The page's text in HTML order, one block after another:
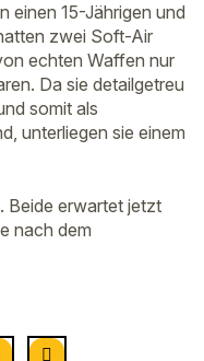
einen 15-Jährigen und
zwei Soft-Air
echten Waffen nur
Da sie detailgetreu
somit als
unterliegen sie einem
Beide erwartet jetzt
nach dem